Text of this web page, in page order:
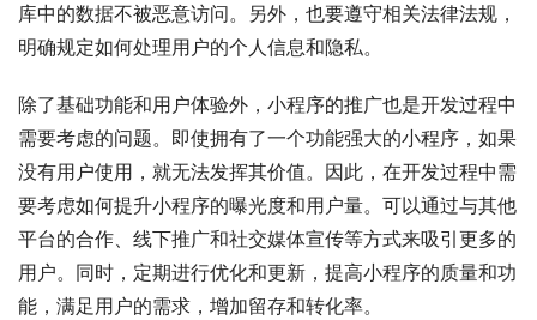
库中的数据不被恶意访问。另外，也要遵守相关法律法规，
明确规定如何处理用户的个人信息和隐私。
除了基础功能和用户体验外，小程序的推广也是开发过程中
需要考虑的问题。即使拥有了一个功能强大的小程序，如果
没有用户使用，就无法发挥其价值。因此，在开发过程中需
要考虑如何提升小程序的曝光度和用户量。可以通过与其他
平台的合作、线下推广和社交媒体宣传等方式来吸引更多的
用户。同时，定期进行优化和更新，提高小程序的质量和功
能，满足用户的需求，增加留存和转化率。